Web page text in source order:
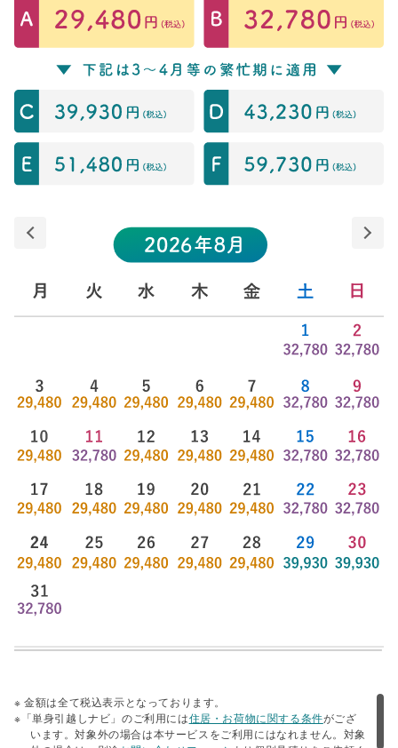
※ 金額は全て税込表示となっております。
※「単身引越しナビ」のご利用には住居・お荷物に関する条件がござ
います。対象外の場合は本サービスをご利用にはなれません。対象